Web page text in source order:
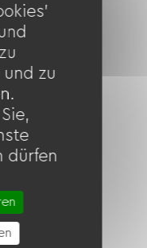
und zu
dürfen